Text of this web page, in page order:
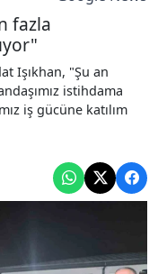
fazla
Işıkhan, "Şu an
istihdama
iş gücüne katılım